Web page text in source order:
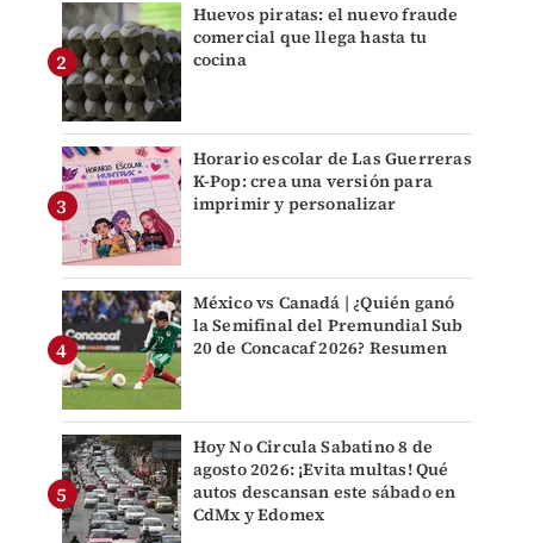
Huevos piratas: el nuevo fraude
comercial que llega hasta tu
cocina
Horario escolar de Las Guerreras
K-Pop: crea una versión para
imprimir y personalizar
México vs Canadá | ¿Quién ganó
la Semifinal del Premundial Sub
20 de Concacaf 2026? Resumen
Hoy No Circula Sabatino 8 de
agosto 2026: ¡Evita multas! Qué
autos descansan este sábado en
CdMx y Edomex